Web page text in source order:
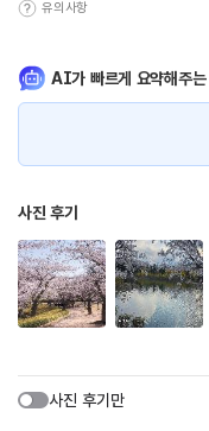
유의사항
AI가 빠르게 요약해주는
사진 후기
사진 후기만